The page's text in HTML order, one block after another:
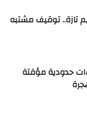
تازة.. توقيف مشتبه
حدودية مؤقتة